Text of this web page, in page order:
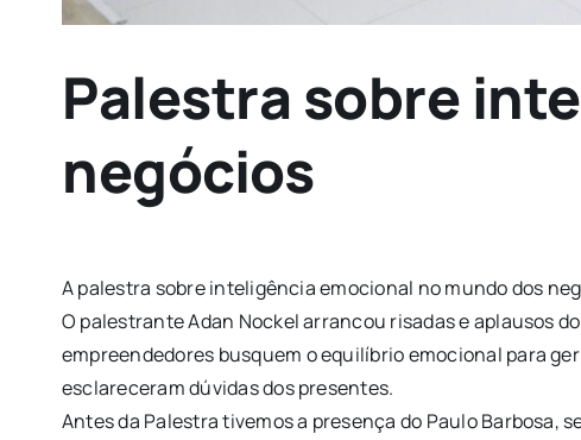
Palestra sobre
negócios
A palestra sobre inteligência emocional no mundo dos
O palestrante Adan Nockel arrancou risadas e aplausos
empreendedores busquem o equilíbrio emocional para
esclareceram dúvidas dos presentes.
Antes da Palestra tivemos a presença do Paulo